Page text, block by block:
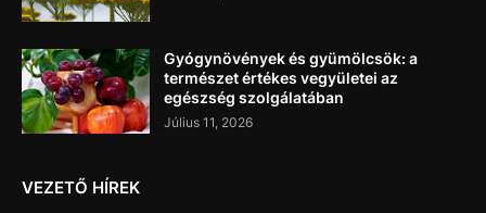
Gyógynövények és gyümölcsök: a
természet értékes vegyületei az
egészség szolgálatában
Július 11, 2026
VEZETŐ HÍREK